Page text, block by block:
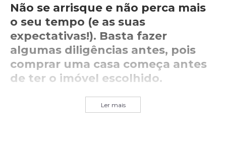
Não se arrisque e não perca mais
o seu tempo (e as suas
expectativas!). Basta fazer
algumas diligências antes, pois
comprar uma casa começa antes
de ter o imóvel escolhido.
Ler mais